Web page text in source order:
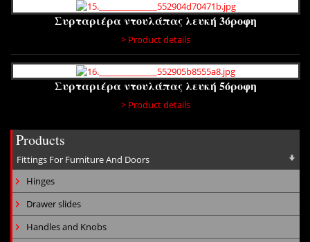
Συρταριέρα ντουλάπας λευκή 3όροφη
> Product details
Συρταριέρα ντουλάπας λευκή 5όροφη
> Product details
Products
Fittings For Furniture And Doors
Hinges
Drawer slides
Handles and Knobs